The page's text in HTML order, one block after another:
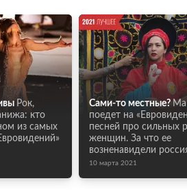
Рок,
кто
из самых
Сами-то местные?
поедет на
песней про сильных
женщин. За что ее
возненавидели
10 марта 2021